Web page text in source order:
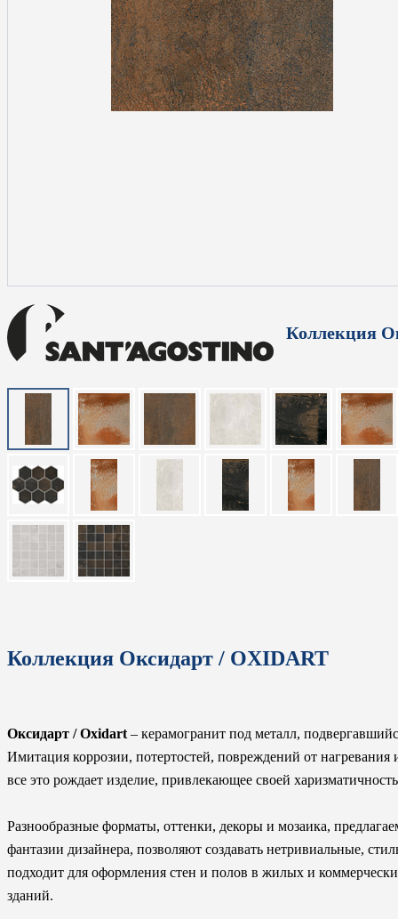
Коллекция
Коллекция Оксидарт / OXIDART
Оксидарт / Oxidart – керамогранит под металл,
Имитация коррозии, потертостей, повреждений от
все это рождает изделие, привлекающее своей
Разнообразные форматы, оттенки, декоры и мозаика,
фантазии дизайнера, позволяют создавать нетривиальные,
подходит для оформления стен и полов в жилых и
зданий.